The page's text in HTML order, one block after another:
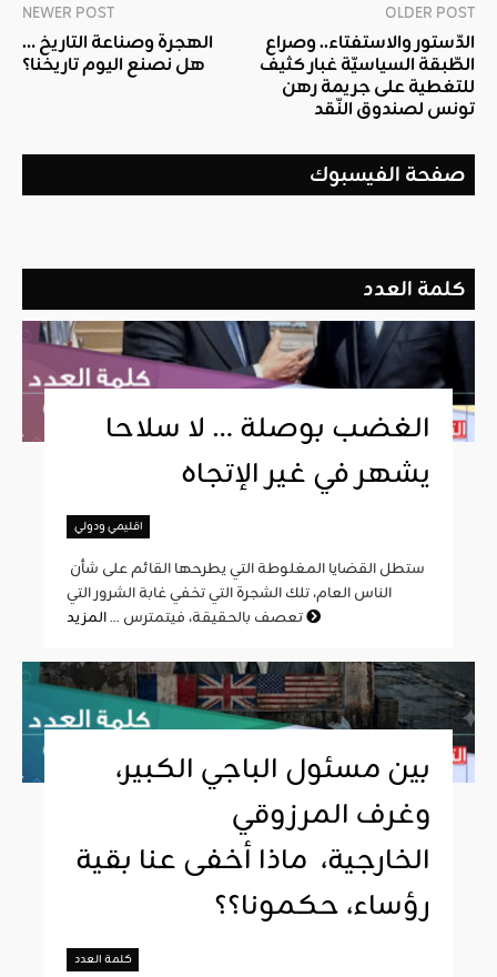
NEWER POST
الهجرة وصناعة التاريخ …
هل نصنع اليوم تاريخنا؟
OLDER POST
الدّستور والاستفتاء.. وصراع
الطّبقة السياسيّة غبار كثيف
للتغطية على جريمة رهن
تونس لصندوق النّقد
صفحة الفيسبوك
كلمة العدد
الغضب بوصلة … لا سلاحا
يشهر في غير الإتجاه
اقليمي ودولي
الناس العام، تلك الشجرة التي تخفي غابة الشرور التي
تعصف بالحقيقة، فيتمترس ...
بين مسئول الباجي الكبير،
وغرف المرزوقي
الخارجية، ماذا أخفى عنا بقية
رؤساء، حكمونا؟؟
كلمة العدد